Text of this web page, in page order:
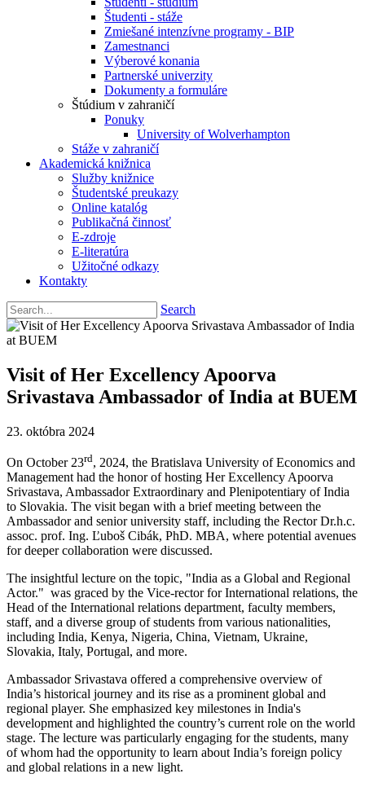
Študenti - stáže
Zmiešané intenzívne programy - BIP
Zamestnanci
Výberové konania
Partnerské univerzity
Dokumenty a formuláre
Štúdium v zahraničí
Ponuky
University of Wolverhampton
Stáže v zahraničí
Akademická knižnica
Služby knižnice
Študentské preukazy
Online katalóg
Publikačná činnosť
E-zdroje
E-literatúra
Užitočné odkazy
Kontakty
Search
Visit of Her Excellency Apoorva
Srivastava Ambassador of India at BUEM
23. októbra 2024
On October 23rd, 2024, the Bratislava University of Economics and
Management had the honor of hosting Her Excellency Apoorva
Srivastava, Ambassador Extraordinary and Plenipotentiary of India
to Slovakia. The visit began with a brief meeting between the
Ambassador and senior university staff, including the Rector Dr.h.c.
assoc. prof. Ing. Ľuboš Cibák, PhD. MBA, where potential avenues
for deeper collaboration were discussed.
The insightful lecture on the topic, "India as a Global and Regional
Actor." was graced by the Vice-rector for International relations, the
Head of the International relations department, faculty members,
staff, and a diverse group of students from various nationalities,
including India, Kenya, Nigeria, China, Vietnam, Ukraine,
Slovakia, Italy, Portugal, and more.
Ambassador Srivastava offered a comprehensive overview of
India’s historical journey and its rise as a prominent global and
regional player. She emphasized key milestones in India's
development and highlighted the country’s current role on the world
stage. The lecture was particularly engaging for the students, many
of whom had the opportunity to learn about India’s foreign policy
and global relations in a new light.